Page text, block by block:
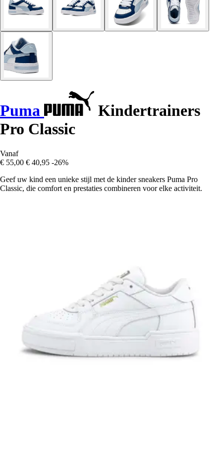
Puma
Kindertrainers
Pro Classic
Vanaf
€ 55,00 € 40,95 -26%
Geef uw kind een unieke stijl met de kinder sneakers Puma Pro
Classic, die comfort en prestaties combineren voor elke activiteit.